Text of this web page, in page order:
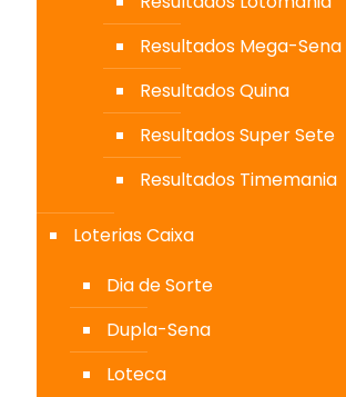
Resultados Mega-Sena
Resultados Quina
Resultados Super Sete
Resultados Timemania
Loterias Caixa
Dia de Sorte
Dupla-Sena
Loteca